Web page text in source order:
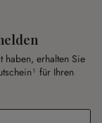
erhalten Sie
für Ihren